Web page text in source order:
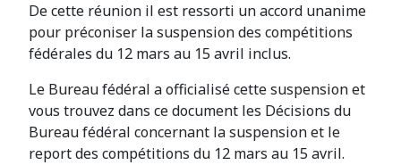
De cette réunion il est ressorti un accord unanime
pour préconiser la suspension des compétitions
fédérales du 12 mars au 15 avril inclus.
Le Bureau fédéral a officialisé cette suspension et
vous trouvez dans ce document les Décisions du
Bureau fédéral concernant la suspension et le
report des compétitions du 12 mars au 15 avril.